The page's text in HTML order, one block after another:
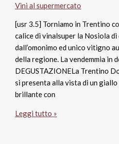
Vini al supermercato
[usr 3.5] Torniamo in Trentino
calice di vinalsuper la Nosiola
dall’omonimo ed unico vitigno
della regione. La vendemmia in
DEGUSTAZIONELa Trentino
si presenta alla vista di un
brillante con
Trentino
Leggi tutto »